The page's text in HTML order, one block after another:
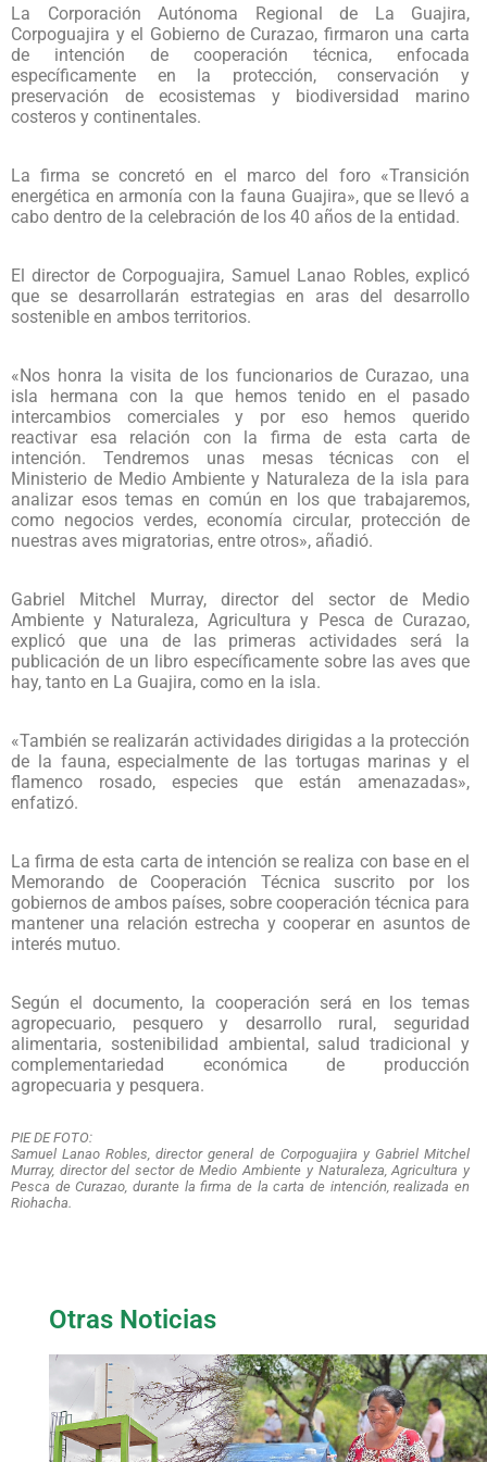
La Corporación Autónoma Regional de La Guajira,
Corpoguajira y el Gobierno de Curazao, firmaron una carta
de intención de cooperación técnica, enfocada
específicamente en la protección, conservación y
preservación de ecosistemas y biodiversidad marino
costeros y continentales.
La firma se concretó en el marco del foro «Transición
energética en armonía con la fauna Guajira», que se llevó a
cabo dentro de la celebración de los 40 años de la entidad.
El director de Corpoguajira, Samuel Lanao Robles, explicó
que se desarrollarán estrategias en aras del desarrollo
sostenible en ambos territorios.
«Nos honra la visita de los funcionarios de Curazao, una
isla hermana con la que hemos tenido en el pasado
intercambios comerciales y por eso hemos querido
reactivar esa relación con la firma de esta carta de
intención. Tendremos unas mesas técnicas con el
Ministerio de Medio Ambiente y Naturaleza de la isla para
analizar esos temas en común en los que trabajaremos,
como negocios verdes, economía circular, protección de
nuestras aves migratorias, entre otros», añadió.
Gabriel Mitchel Murray, director del sector de Medio
Ambiente y Naturaleza, Agricultura y Pesca de Curazao,
explicó que una de las primeras actividades será la
publicación de un libro específicamente sobre las aves que
hay, tanto en La Guajira, como en la isla.
«También se realizarán actividades dirigidas a la protección
de la fauna, especialmente de las tortugas marinas y el
flamenco rosado, especies que están amenazadas»,
enfatizó.
La firma de esta carta de intención se realiza con base en el
Memorando de Cooperación Técnica suscrito por los
gobiernos de ambos países, sobre cooperación técnica para
mantener una relación estrecha y cooperar en asuntos de
interés mutuo.
Según el documento, la cooperación será en los temas
agropecuario, pesquero y desarrollo rural, seguridad
alimentaria, sostenibilidad ambiental, salud tradicional y
complementariedad económica de producción
agropecuaria y pesquera.
PIE DE FOTO:
Samuel Lanao Robles, director general de Corpoguajira y Gabriel Mitchel
Murray, director del sector de Medio Ambiente y Naturaleza, Agricultura y
Pesca de Curazao, durante la firma de la carta de intención, realizada en
Riohacha.
Otras Noticias